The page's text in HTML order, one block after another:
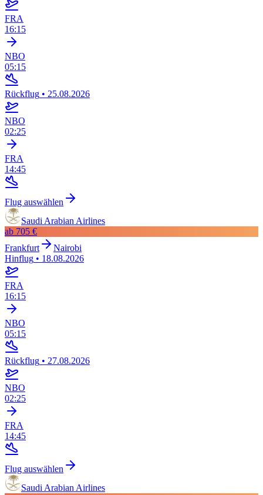
FRA
16:15
NBO
05:15
Rückflug • 25.08.2026
NBO
02:25
FRA
14:45
Flug auswählen
Saudi Arabian Airlines
ab 705 €
Frankfurt
Nairobi
Hinflug • 18.08.2026
FRA
16:15
NBO
05:15
Rückflug • 27.08.2026
NBO
02:25
FRA
14:45
Flug auswählen
Saudi Arabian Airlines